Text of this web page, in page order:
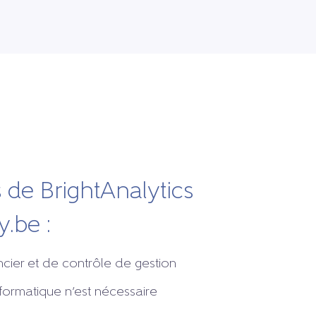
de BrightAnalytics
:
et de contrôle de gestion
n’est nécessaire